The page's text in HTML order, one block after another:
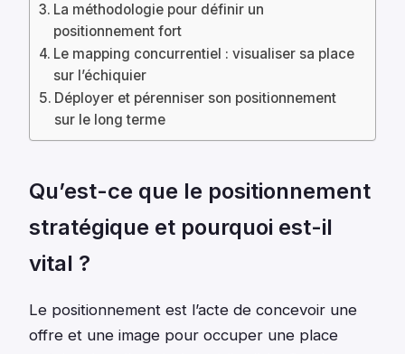
La méthodologie pour définir un
positionnement fort
Le mapping concurrentiel : visualiser sa place
sur l’échiquier
Déployer et pérenniser son positionnement
sur le long terme
Qu’est-ce que le positionnement
stratégique et pourquoi est-il
vital ?
Le positionnement est l’acte de concevoir une
offre et une image pour occuper une place